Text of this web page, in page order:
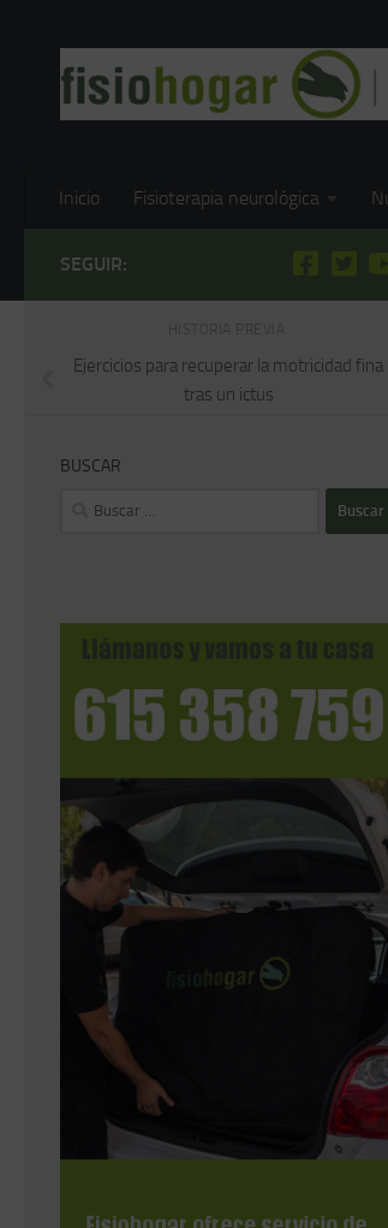
Inicio Fisioterapia neurológica
SEGUIR:
Ejercicios para recuperar la motricidad fina
tras un ictus
BUSCAR
Buscar: